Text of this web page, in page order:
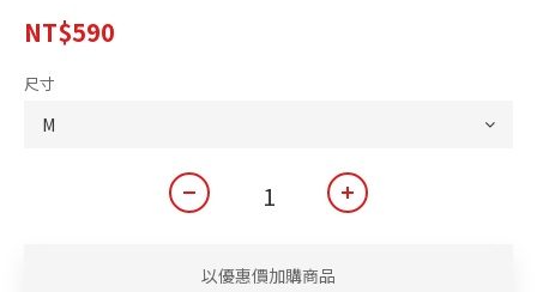
NT$590
尺寸
以優惠價加購商品